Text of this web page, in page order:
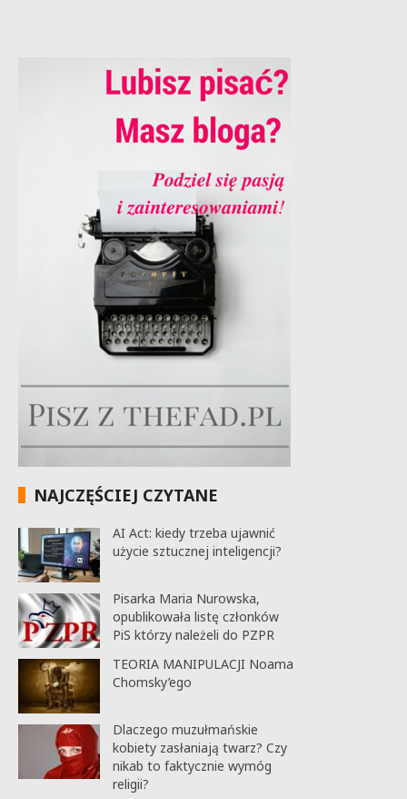
NAJCZĘŚCIEJ CZYTANE
AI Act: kiedy trzeba ujawnić
użycie sztucznej inteligencji?
Pisarka Maria Nurowska,
opublikowała listę członków
PiS którzy należeli do PZPR
TEORIA MANIPULACJI Noama
Chomsky’ego
Dlaczego muzułmańskie
kobiety zasłaniają twarz? Czy
nikab to faktycznie wymóg
religii?